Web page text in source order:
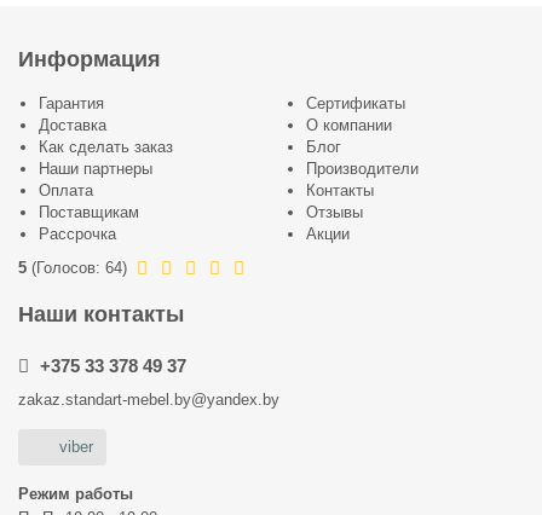
Информация
Гарантия
Доставка
Как сделать заказ
Наши партнеры
Оплата
Поставщикам
Рассрочка
Сертификаты
О компании
Блог
Производители
Контакты
Отзывы
Акции
5 (Голосов: 64)
Наши контакты
+375 33 378 49 37
zakaz.standart-mebel.by@yandex.by
viber
Режим работы